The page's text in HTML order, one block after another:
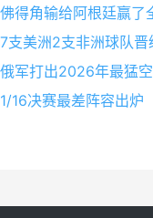
得角输给阿根廷赢了
支美洲2支非洲球队晋
军打出2026年最猛
16决赛最差阵容出炉